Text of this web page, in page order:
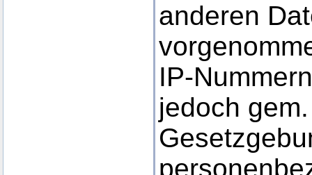
anderen
IP-
jedoch